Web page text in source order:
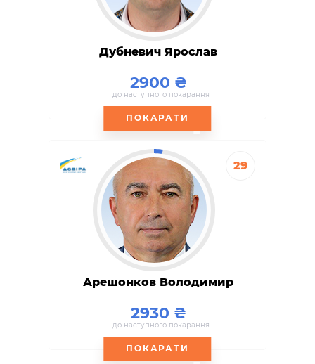
Дубневич Ярослав
2900
до наступного покарання
ПОКАРАТИ
29
Арешонков Володимир
2930
до наступного покарання
ПОКАРАТИ